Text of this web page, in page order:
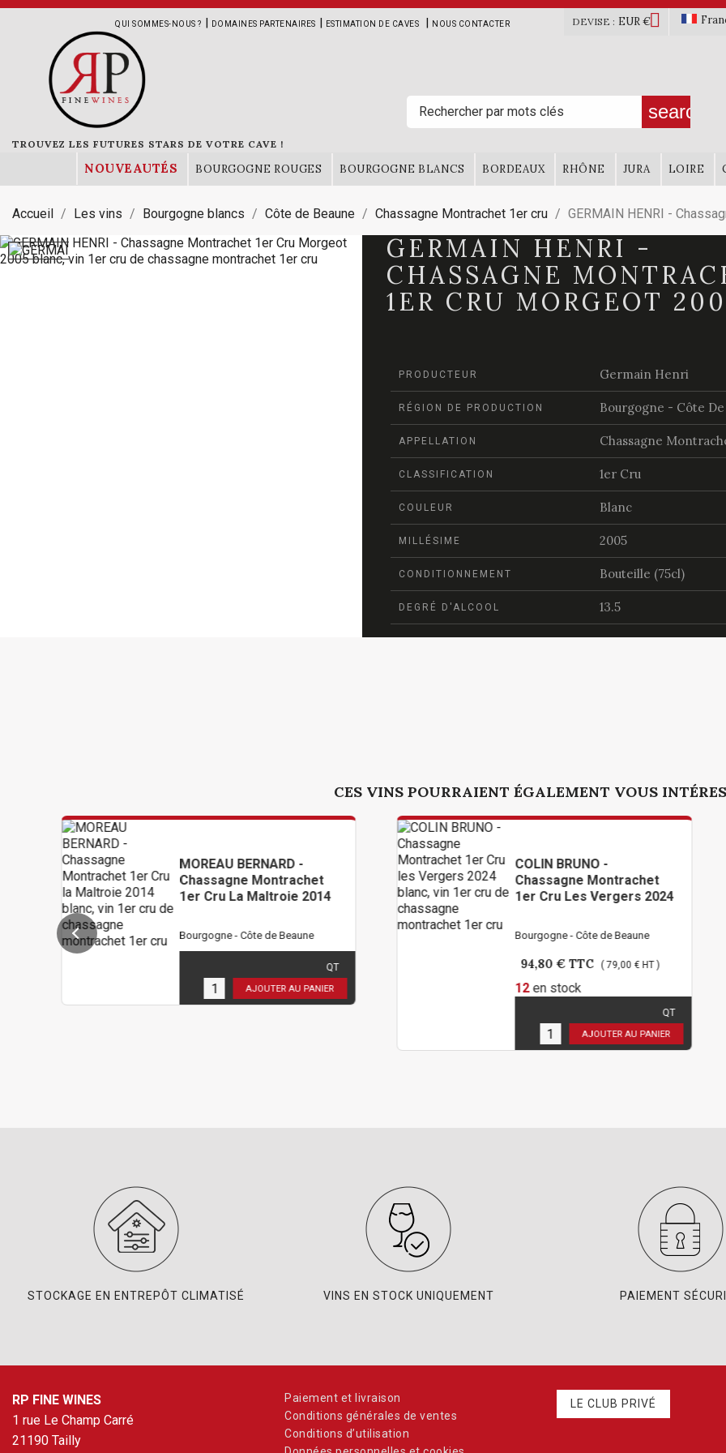
QUI SOMMES-NOUS ? | DOMAINES PARTENAIRES | ESTIMATION DE CAVES | NOUS CONTACTER DEVISE : EUR €
TROUVEZ LES FUTURES STARS DE VOTRE CAVE !
search
NOUVEAUTÉS BOURGOGNE ROUGES BOURGOGNE BLANCS BORDEAUX RHÔNE JURA LOIRE
Accueil Les vins Bourgogne blancs Côte de Beaune Chassagne Montrachet 1er cru GERMAIN HENRI -
GERMAIN HENRI -
CHASSAGNE
1ER CRU MORGEOT
PRODUCTEUR Germain Henri
RÉGION DE PRODUCTION Bourgogne - Côte De
APPELLATION Chassagne
CLASSIFICATION 1er Cru
COULEUR Blanc
MILLÉSIME 2005
CONDITIONNEMENT Bouteille (75cl)
DEGRÉ D'ALCOOL 13.5
CES VINS POURRAIENT ÉGALEMENT VOUS
MOREAU BERNARD -
Chassagne Montrachet
1er Cru La Maltroie 2014
Bourgogne - Côte de Beaune
AJOUTER AU PANIER
COLIN BRUNO -
Chassagne Montrachet
1er Cru Les Vergers 2024
Bourgogne - Côte de Beaune
( 79,00 € HT )
AJOUTER AU PANIER
STOCKAGE EN ENTREPÔT CLIMATISÉ VINS EN STOCK UNIQUEMENT PAIEMENT
RP FINE WINES
1 rue Le Champ Carré
21190 Tailly
Paiement et livraison
Conditions générales de ventes
Conditions d’utilisation
LE CLUB PRIVÉ